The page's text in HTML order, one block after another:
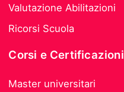
Valutazione Abilitazioni
Ricorsi Scuola
Corsi e Certificazioni
Master universitari